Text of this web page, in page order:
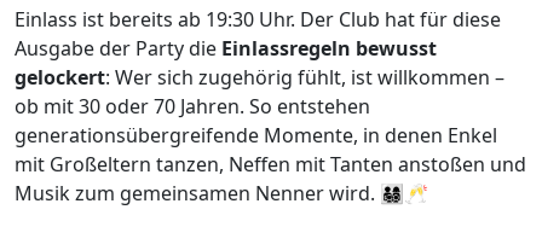
Einlass ist bereits ab 19:30 Uhr. Der Club hat für diese
Ausgabe der Party die Einlassregeln bewusst
gelockert: Wer sich zugehörig fühlt, ist willkommen –
ob mit 30 oder 70 Jahren. So entstehen
generationsübergreifende Momente, in denen Enkel
mit Großeltern tanzen, Neffen mit Tanten anstoßen und
Musik zum gemeinsamen Nenner wird. 👨‍👩‍👧‍👦🥂